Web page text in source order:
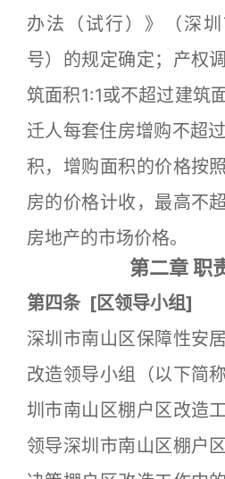
办法（试行）》（深
号）的规定确定；产权
筑面积1:1或不超过建筑
迁人每套住房增购不超
积，增购面积的价格按
房的价格计收，最高不
房地产的市场价格。
第二章 职
第四条 [区领导小组]
深圳市南山区保障性安
改造领导小组（以下简
圳市南山区棚户区改造
领导深圳市南山区棚户